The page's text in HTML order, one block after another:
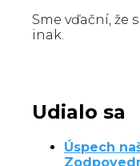
Sme vďační, že
inak.
Udialo sa
Úspech